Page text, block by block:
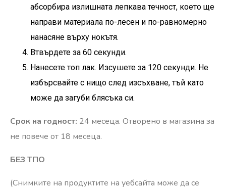
абсорбира излишната лепкава течност, което ще
направи материала по-лесен и по-равномерно
нанасяне върху нокътя.
Втвърдете за 60 секунди.
Нанесете топ лак. Изсушете за 120 секунди. Не
избърсвайте с нищо след изсъхване, тъй като
може да загуби блясъка си.
Срок на годност: 24 месеца. Отворено в магазина за
не повече от 18 месеца.
БЕЗ ТПО
(Снимките на продуктите на уебсайта може да се